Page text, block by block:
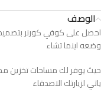
الوصف
احصل على كوفي كورنر
وضعه اينما تشاء
حيث يوفر لك مساحات تخزين
ياتي لزيارتك الاصدقاء